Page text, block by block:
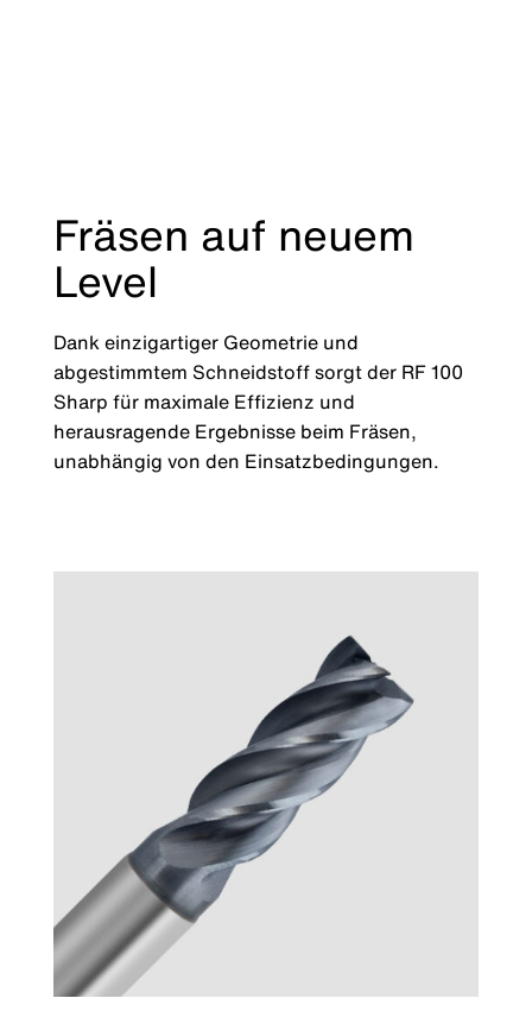
Fräsen auf neuem
Level
Dank einzigartiger Geometrie und
abgestimmtem Schneidstoff sorgt der RF 100
Sharp für maximale Effizienz und
herausragende Ergebnisse beim Fräsen,
unabhängig von den Einsatzbedingungen.